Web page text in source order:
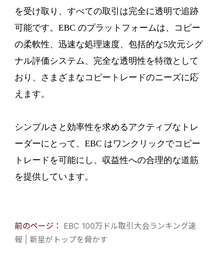
を受け取り、すべての取引は完全に透明で追跡
可能です。EBC のプラットフォームは、コピー
の柔軟性、迅速な処理速度、包括的な5次元シグ
ナル評価システム、完全な透明性を特徴として
おり、さまざまなコピートレードのニーズに応
えます。
シンプルさと効率性を求めるアクティブなトレ
ーダーにとって、EBC はワンクリックでコピー
トレードを可能にし、収益性への合理的な道筋
を提供しています。
前のページ： EBC 100万ドル取引大会ランキング速
報 | 新星がトップを脅かす